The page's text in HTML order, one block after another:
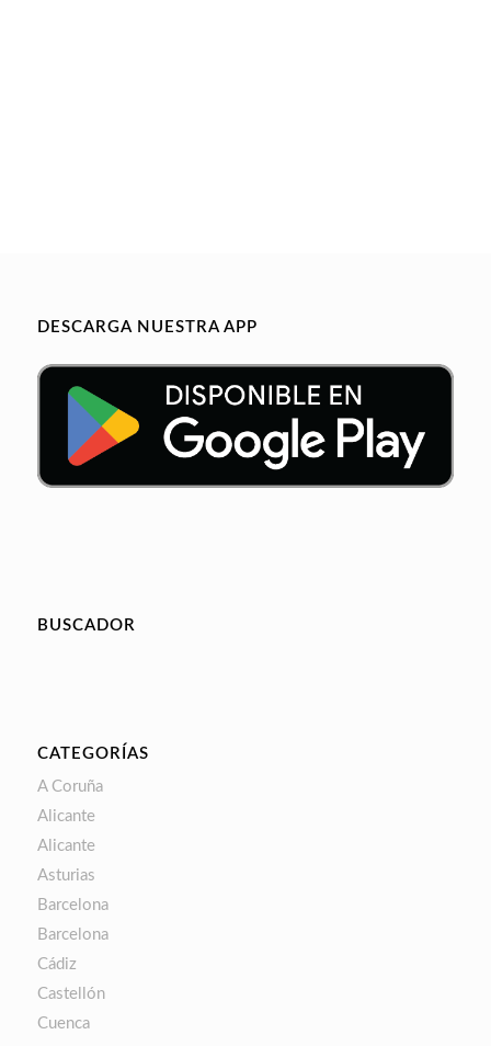
DESCARGA NUESTRA APP
BUSCADOR
CATEGORÍAS
A Coruña
Alicante
Alicante
Asturias
Barcelona
Barcelona
Cádiz
Castellón
Cuenca